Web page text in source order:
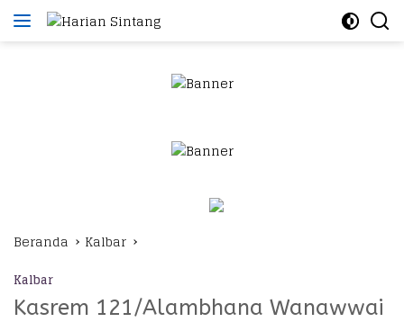
Langsung
ke
Beranda Kalbar
Kalbar
Kasrem 121/Alambhana Wanawwai